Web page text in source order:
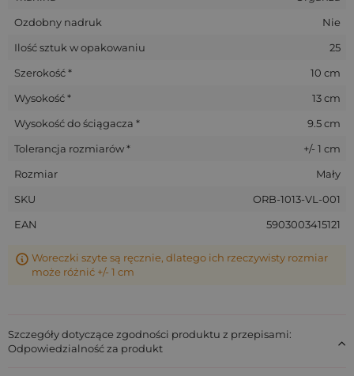
Ozdobny nadruk
Nie
Ilość sztuk w opakowaniu
25
Szerokość *
10 cm
Wysokość *
13 cm
Wysokość do ściągacza *
9.5 cm
Tolerancja rozmiarów *
+/- 1 cm
Rozmiar
Mały
SKU
ORB-1013-VL-001
EAN
5903003415121
Woreczki szyte są ręcznie, dlatego ich rzeczywisty rozmiar
może różnić +/- 1 cm
Szczegóły dotyczące zgodności produktu z przepisami:
Odpowiedzialność za produkt